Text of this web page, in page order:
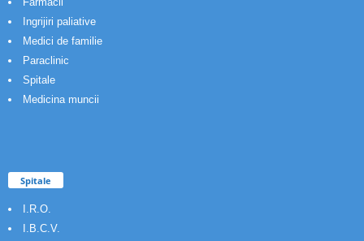
Ingrijiri paliative
Medici de familie
Paraclinic
Spitale
Medicina muncii
Spitale
I.R.O.
I.B.C.V.